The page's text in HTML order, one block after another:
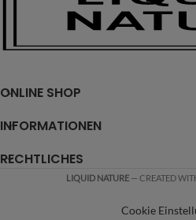
ONLINE SHOP
INFORMATIONEN
RECHTLICHES
LIQUID NATURE — CREATED
Cookie